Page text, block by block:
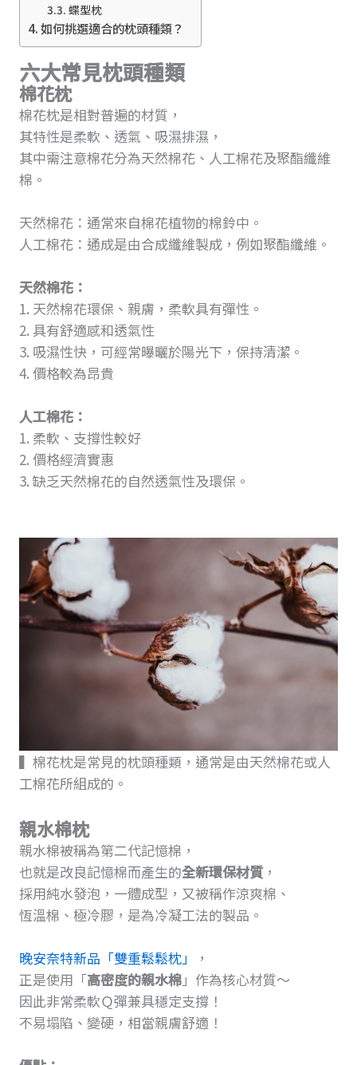
蝶型枕
如何挑選適合的枕頭種類？
六大常見枕頭種類
棉花枕
棉花枕是相對普遍的材質，
其特性是柔軟、透氣、吸濕排濕，
其中需注意棉花分為天然棉花、人工棉花及聚酯纖維
棉。
天然棉花：通常來自棉花植物的棉鈴中。
人工棉花：通成是由合成纖維製成，例如聚酯纖維。
天然棉花：
1. 天然棉花環保、親膚，柔軟具有彈性。
2. 具有舒適感和透氣性
3. 吸濕性快，可經常曝曬於陽光下，保持清潔。
4. 價格較為昂貴
人工棉花：
1. 柔軟、支撐性較好
2. 價格經濟實惠
3. 缺乏天然棉花的自然透氣性及環保。
▍棉花枕是常見的枕頭種類，通常是由天然棉花或人
工棉花所組成的。
親水棉枕
親水棉被稱為第二代記憶棉，
也就是改良記憶棉而產生的全新環保材質，
採用純水發泡，一體成型，又被稱作涼爽棉、
恆溫棉、極冷膠，是為冷凝工法的製品。
晚安奈特新品「雙重鬆鬆枕」
，
正是使用「高密度的親水棉」作為核心材質～
因此非常柔軟Ｑ彈兼具穩定支撐！
不易塌陷、變硬，相當親膚舒適！